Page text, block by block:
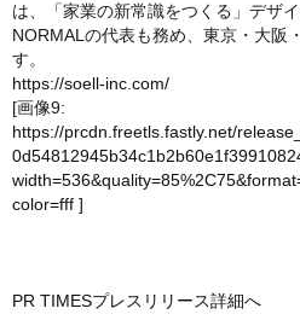
は、「家業の新常識をつくる」デザ
NORMALの代表も務め、東京・大阪
す。
https://soell-inc.com/
[画像9:
https://prcdn.freetls.fastly.net/
color=fff ]
PR TIMESプレスリリース詳細へ